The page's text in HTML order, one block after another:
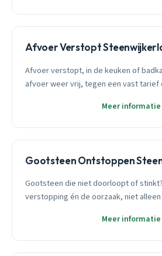
Afvoer Verstopt
Afvoer verstopt, in de keuken of
afvoer weer vrij, tegen een vast tarief
Meer informatie
Gootsteen Ontstoppen
Gootsteen die niet doorloopt of
verstopping én de oorzaak, niet
Meer informatie